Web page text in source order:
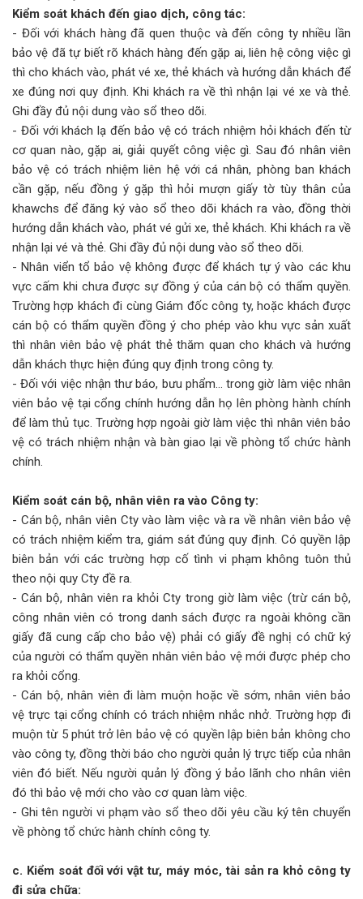
Kiểm soát khách đến giao dịch, công tác:
- Đối với khách hàng đã quen thuộc và đến công ty nhiều lần
bảo vệ đã tự biết rõ khách hàng đến gặp ai, liên hệ công việc gì
thì cho khách vào, phát vé xe, thẻ khách và hướng dẫn khách để
xe đúng nơi quy định. Khi khách ra về thì nhận lại vé xe và thẻ.
Ghi đầy đủ nội dung vào sổ theo dõi.
- Đối với khách lạ đến bảo vệ có trách nhiệm hỏi khách đến từ
cơ quan nào, gặp ai, giải quyết công việc gì. Sau đó nhân viên
bảo vệ có trách nhiệm liên hệ với cá nhân, phòng ban khách
cần gặp, nếu đồng ý gặp thì hỏi mượn giấy tờ tùy thân của
khawchs để đăng ký vào sổ theo dõi khách ra vào, đồng thời
hướng dẫn khách vào, phát vé gửi xe, thẻ khách. Khi khách ra về
nhận lại vé và thẻ. Ghi đầy đủ nội dung vào sổ theo dõi.
- Nhân viển tổ bảo vệ không được để khách tự ý vào các khu
vực cấm khi chưa được sự đồng ý của cán bộ có thẩm quyền.
Trường hợp khách đi cùng Giám đốc công ty, hoặc khách được
cán bộ có thẩm quyền đồng ý cho phép vào khu vực sản xuất
thì nhân viên bảo vệ phát thẻ thăm quan cho khách và hướng
dẫn khách thực hiện đúng quy định trong công ty.
- Đối với việc nhận thư báo, bưu phẩm… trong giờ làm việc nhân
viên bảo vệ tại cổng chính hướng dẫn họ lên phòng hành chính
để làm thủ tục. Trường hợp ngoài giờ làm việc thì nhân viên bảo
vệ có trách nhiệm nhận và bàn giao lại về phòng tổ chức hành
chính.
Kiểm soát cán bộ, nhân viên ra vào Công ty:
- Cán bộ, nhân viên Cty vào làm việc và ra về nhân viên bảo vệ
có trách nhiệm kiểm tra, giám sát đúng quy định. Có quyền lập
biên bản với các trường hợp cố tình vi phạm không tuôn thủ
theo nội quy Cty đề ra.
- Cán bộ, nhân viên ra khỏi Cty trong giờ làm việc (trừ cán bộ,
công nhân viên có trong danh sách được ra ngoài không cần
giấy đã cung cấp cho bảo vệ) phải có giấy đề nghị có chữ ký
của người có thẩm quyền nhân viên bảo vệ mới được phép cho
ra khỏi cổng.
- Cán bộ, nhân viên đi làm muộn hoặc về sớm, nhân viên bảo
vệ trực tại cổng chính có trách nhiệm nhắc nhở. Trường hợp đi
muộn từ 5 phút trở lên bảo vệ có quyền lập biên bản không cho
vào công ty, đồng thời báo cho người quản lý trực tiếp của nhân
viên đó biết. Nếu người quản lý đồng ý bảo lãnh cho nhân viên
đó thì bảo vệ mới cho vào cơ quan làm việc.
- Ghi tên người vi phạm vào sổ theo dõi yêu cầu ký tên chuyển
về phòng tổ chức hành chính công ty.
c. Kiểm soát đối với vật tư, máy móc, tài sản ra khỏ công ty
đi sửa chữa: